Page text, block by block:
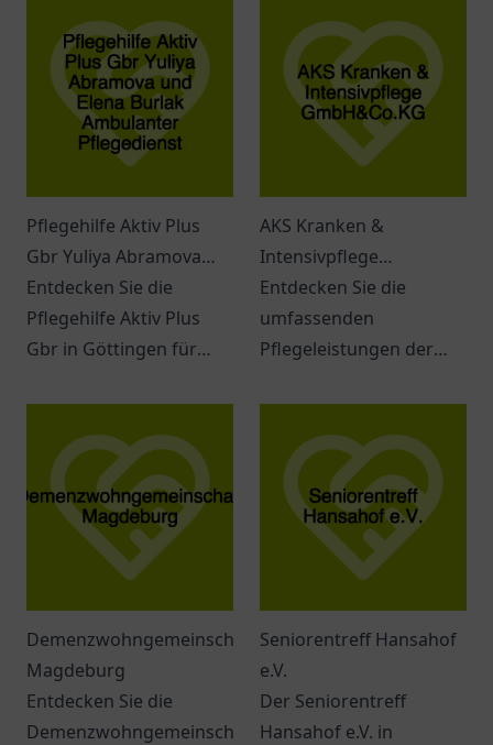
Pflegehilfe Aktiv Plus
Gbr Yuliya Abramova
und Elena Burlak
Ambulanter
Pflegedienst
Entdecken Sie die
Pflegehilfe Aktiv Plus
Gbr in Göttingen für
individueller
Unterstützung im Alltag.
AKS Kranken &
Intensivpflege
GmbH&Co.KG
Entdecken Sie die
umfassenden
Pflegeleistungen der
Intensivpflege in
Herford. Individuelle
Betreuung für jeden
Patienten.
Demenzwohngemeinschaft
Magdeburg
Entdecken Sie die
Demenzwohngemeinschaft
Seniorentreff Hansahof
e.V.
Der Seniorentreff
Hansahof e.V. in